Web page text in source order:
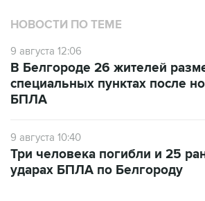
НОВОСТИ ПО ТЕМЕ
9 августа 12:06
В Белгороде 26 жителей
специальных пунктах после
БПЛА
9 августа 10:40
Три человека погибли и 25
ударах БПЛА по Белгороду